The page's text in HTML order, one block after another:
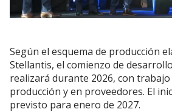
Según el esquema de producción
Stellantis, el comienzo de
realizará durante 2026, con trabajo
producción y en proveedores. El
previsto para enero de 2027.